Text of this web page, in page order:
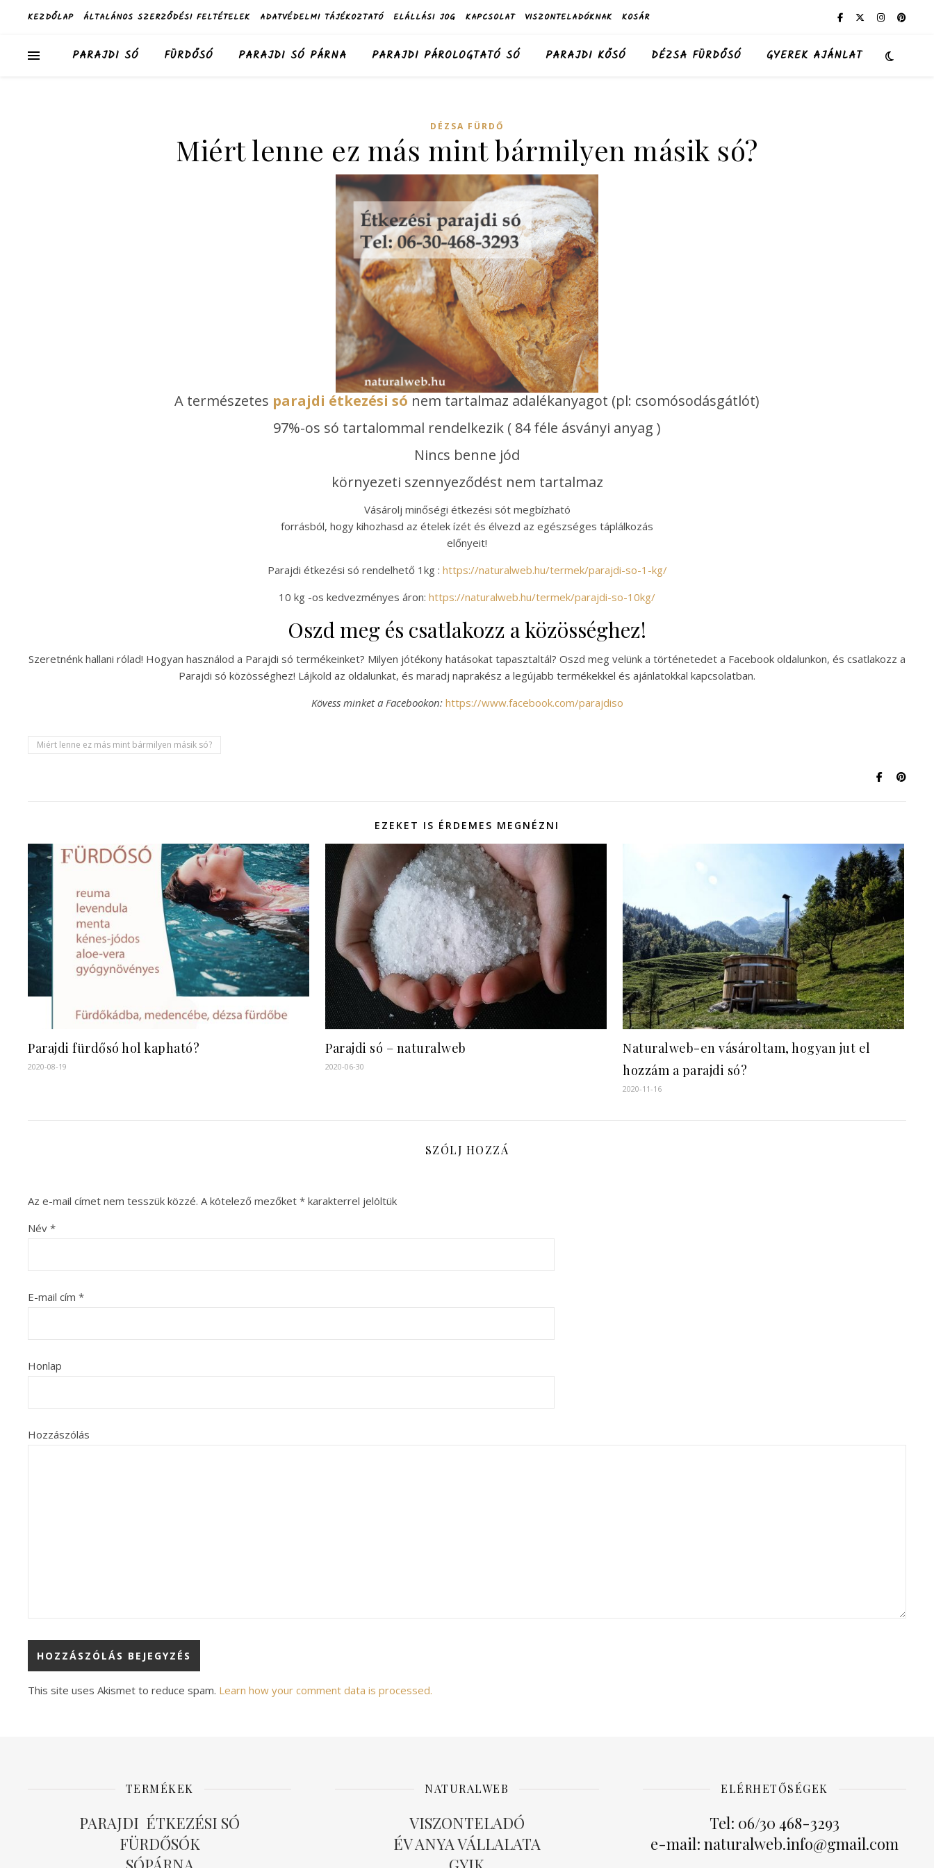
KEZDŐLAP ÁLTALÁNOS SZERZŐDÉSI FELTÉTELEK ADATVÉDELMI TÁJÉKOZTATÓ ELÁLLÁSI JOG KAPCSOLAT VISZONTELADÓKNAK KOSÁR
PARAJDI SÓ FÜRDŐSÓ PARAJDI SÓ PÁRNA PARAJDI PÁROLOGTATÓ SÓ PARAJDI KŐSÓ DÉZSA FÜRDŐSÓ GYEREK AJÁNLAT
DÉZSA FÜRDŐ
Miért lenne ez más mint bármilyen másik só?
A természetes parajdi étkezési só nem tartalmaz adalékanyagot (pl: csomósodásgátlót)
97%-os só tartalommal rendelkezik ( 84 féle ásványi anyag )
Nincs benne jód
környezeti szennyeződést nem tartalmaz
Vásárolj minőségi étkezési sót megbízható
forrásból, hogy kihozhasd az ételek ízét és élvezd az egészséges táplálkozás
előnyeit!
Parajdi étkezési só rendelhető 1kg : https://naturalweb.hu/termek/parajdi-so-1-kg/
10 kg -os kedvezményes áron: https://naturalweb.hu/termek/parajdi-so-10kg/
Oszd meg és csatlakozz a közösséghez!
Szeretnénk hallani rólad! Hogyan használod a Parajdi só termékeinket? Milyen jótékony hatásokat tapasztaltál? Oszd meg velünk a történetedet a Facebook oldalunkon, és csatlakozz a
Parajdi só közösséghez! Lájkold az oldalunkat, és maradj naprakész a legújabb termékekkel és ajánlatokkal kapcsolatban.
Kövess minket a Facebookon: https://www.facebook.com/parajdiso
Miért lenne ez más mint bármilyen másik só?
EZEKET IS ÉRDEMES MEGNÉZNI
Parajdi fürdősó hol kapható?
2020-08-19
Parajdi só – naturalweb
2020-06-30
Naturalweb-en vásároltam, hogyan jut el
hozzám a parajdi só?
2020-11-16
SZÓLJ HOZZÁ
Az e-mail címet nem tesszük közzé. A kötelező mezőket * karakterrel jelöltük
Név *
E-mail cím *
Honlap
Hozzászólás
Alternative:
This site uses Akismet to reduce spam. Learn how your comment data is processed.
TERMÉKEK
PARAJDI ÉTKEZÉSI SÓ
FÜRDŐSÓK
NATURALWEB
VISZONTELADÓ
ÉV ANYA VÁLLALATA
ELÉRHETŐSÉGEK
Tel: 06/30 468-3293
e-mail: naturalweb.info@gmail.com